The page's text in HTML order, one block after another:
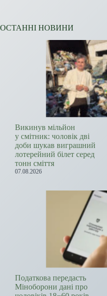
ОСТАННІ НОВИНИ
Викинув мільйон
у смітник: чоловік дві
доби шукав виграшний
лотерейний білет серед
тонн сміття
07.08.2026
Податкова передасть
Міноборони дані про